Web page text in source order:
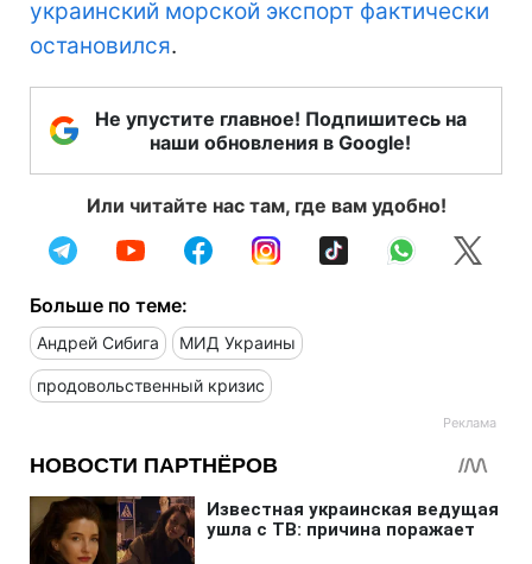
украинский морской экспорт фактически
остановился.
Не упустите главное! Подпишитесь на
наши обновления в Google!
Или читайте нас там, где вам удобно!
Больше по теме:
Андрей Сибига МИД Украины
продовольственный кризис